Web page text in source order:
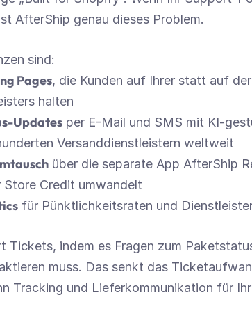
AfterShip genau dieses Problem.
sind:
Pages, die Kunden auf Ihrer statt auf
halten
Updates per E-Mail und SMS mit KI-
Versanddienstleistern weltweit
über die separate App AfterShip
Store Credit umwandelt
für Pünktlichkeitsraten und
Tickets, indem es Fragen zum
muss. Das senkt das
Tracking und Lieferkommunikation für